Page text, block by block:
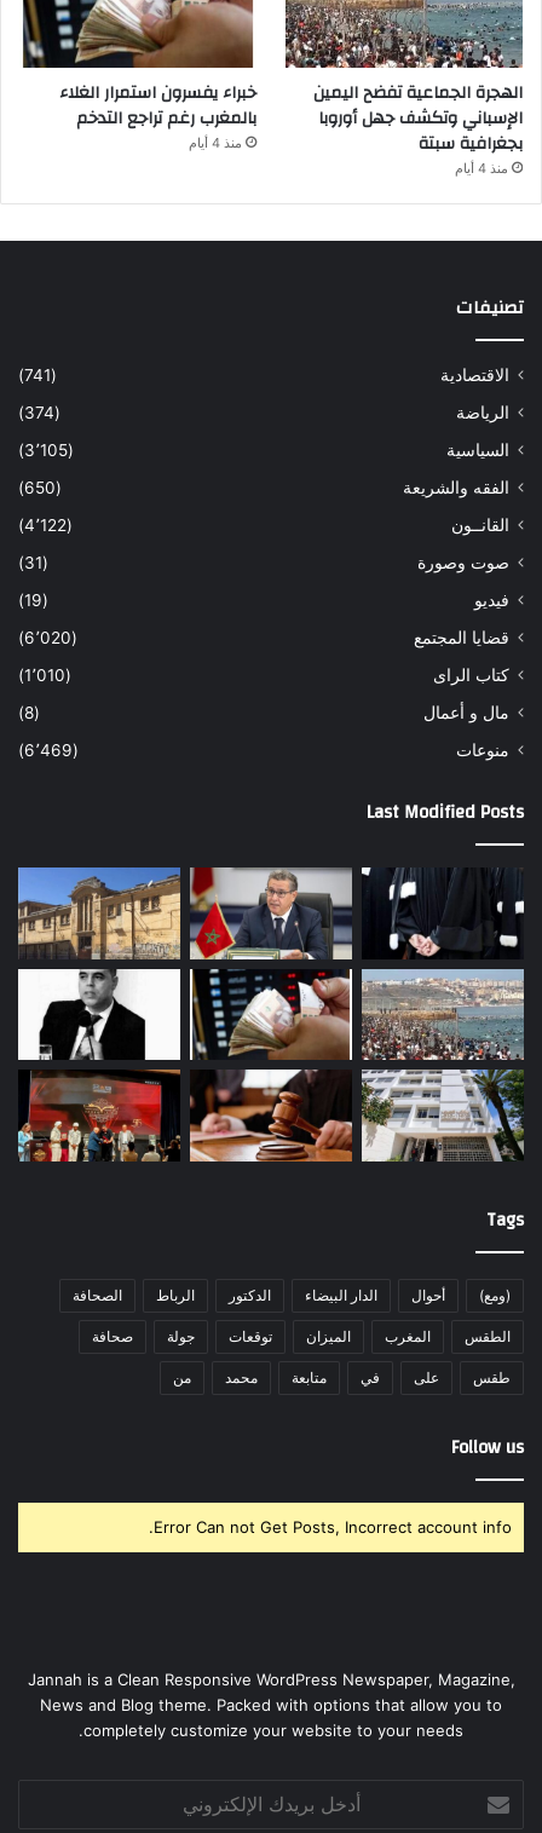
الهجرة الجماعية تفضح اليمين
الإسباني وتكشف جهل أوروبا
بجغرافية سبتة
منذ 4 أيام
خبراء يفسرون استمرار الغلاء
بالمغرب رغم تراجع التدخم
منذ 4 أيام
تصنيفات
الاقتصادية
(741)
الرياضة
(374)
السياسية
(3٬105)
الفقه والشريعة
(650)
القانــون
(4٬122)
صوت وصورة
(31)
فيديو
(19)
قضايا المجتمع
(6٬020)
كتاب الراى
(1٬010)
مال و أعمال
(8)
منوعات
(6٬469)
Last Modified Posts
Tags
(ومع) أحوال الدار البيضاء الدكتور الرباط الصحافة
الطقس المغرب الميزان توقعات جولة صحافة
طقس على في متابعة محمد من
Follow us
Error Can not Get Posts, Incorrect account info.
Jannah is a Clean Responsive WordPress Newspaper, Magazine,
News and Blog theme. Packed with options that allow you to
completely customize your website to your needs.
بريدك